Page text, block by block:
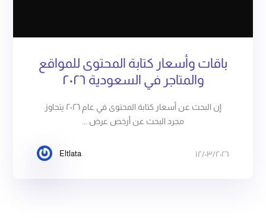
باقات وأسعار كتابة المحتوى للمواقع
والمتاجر في السعودية ٢٠٢٦
Eltlata ١٢/٠٣/٢٠٢٦
إن البحث عن أسعار كتابة المحتوى في عام ٢٠٢٦ يتجاوز
مجرد البحث عن أرخص عرض ...